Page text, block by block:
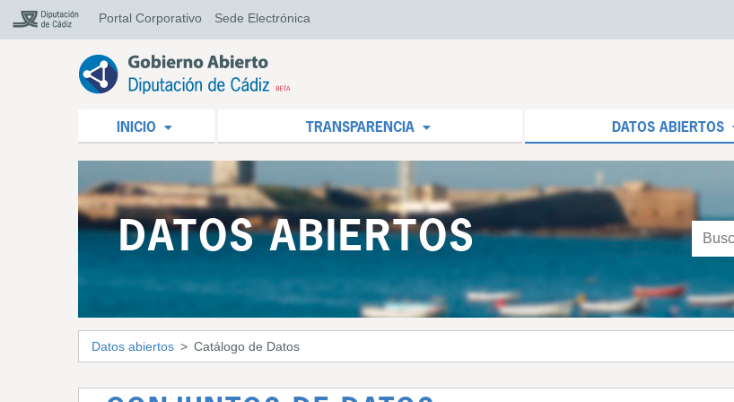
Portal Corporativo Sede Electrónica
INICIO TRANSPARENCIA DATOS ABIERTOS
DATOS ABIERTOS
Datos abiertos Catálogo de Datos